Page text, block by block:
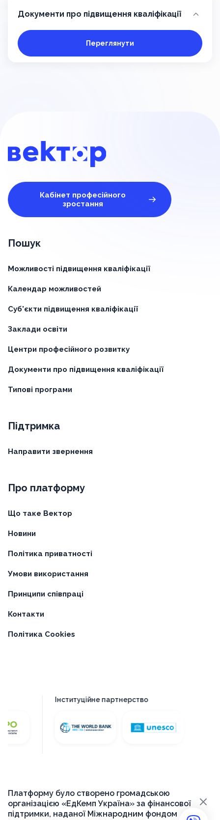
Документи про підвищення кваліфікації
Переглянути
Кабінет професійного
зростання
Пошук
Можливості підвищення кваліфікації
Календар можливостей
Суб'єкти підвищення кваліфікації
Заклади освіти
Центри професійного розвитку
Документи про підвищення кваліфікації
Типові програми
Підтримка
Направити звернення
Про платформу
Що таке Вектор
Новини
Політика приватності
Умови використання
Принципи співпраці
Контакти
Політика Cookies
Інституційне партнерство
Платформу було створено громадською
організацією «ЕдКемп Україна» за фінансової
підтримки, наданої Міжнародним фондом
×